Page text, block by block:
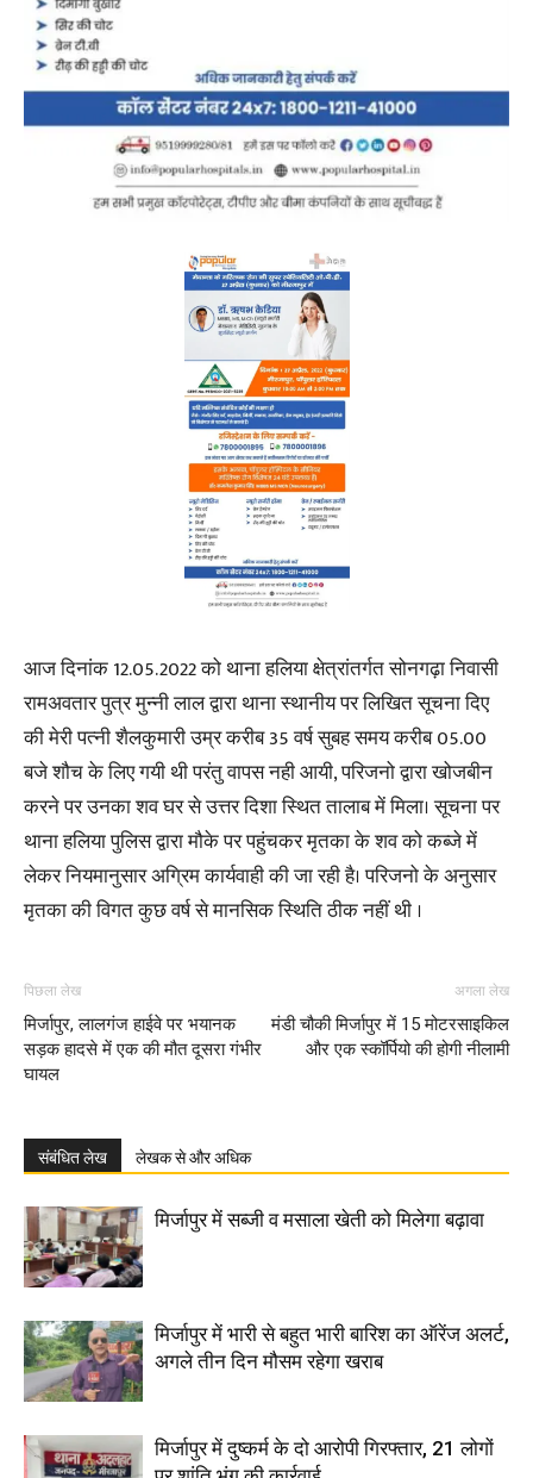
आज दिनांक 12.05.2022 को थाना हलिया क्षेत्रांतर्गत सोनगढ़ा निवासी
रामअवतार पुत्र मुन्नी लाल द्वारा थाना स्थानीय पर लिखित सूचना दिए
की मेरी पत्नी शैलकुमारी उम्र करीब 35 वर्ष सुबह समय करीब 05.00
बजे शौच के लिए गयी थी परंतु वापस नही आयी, परिजनो द्वारा खोजबीन
करने पर उनका शव घर से उत्तर दिशा स्थित तालाब में मिला। सूचना पर
थाना हलिया पुलिस द्वारा मौके पर पहुंचकर मृतका के शव को कब्जे में
लेकर नियमानुसार अग्रिम कार्यवाही की जा रही है। परिजनो के अनुसार
मृतका की विगत कुछ वर्ष से मानसिक स्थिति ठीक नहीं थी ।
पिछला लेख
मिर्जापुर, लालगंज हाईवे पर भयानक
सड़क हादसे में एक की मौत दूसरा गंभीर
घायल
अगला लेख
मंडी चौकी मिर्जापुर में 15 मोटरसाइकिल
और एक स्कॉर्पियो की होगी नीलामी
संबंधित लेख लेखक से और अधिक
मिर्जापुर में सब्जी व मसाला खेती को मिलेगा बढ़ावा
मिर्जापुर में भारी से बहुत भारी बारिश का ऑरेंज अलर्ट,
अगले तीन दिन मौसम रहेगा खराब
मिर्जापुर में दुष्कर्म के दो आरोपी गिरफ्तार, 21 लोगों